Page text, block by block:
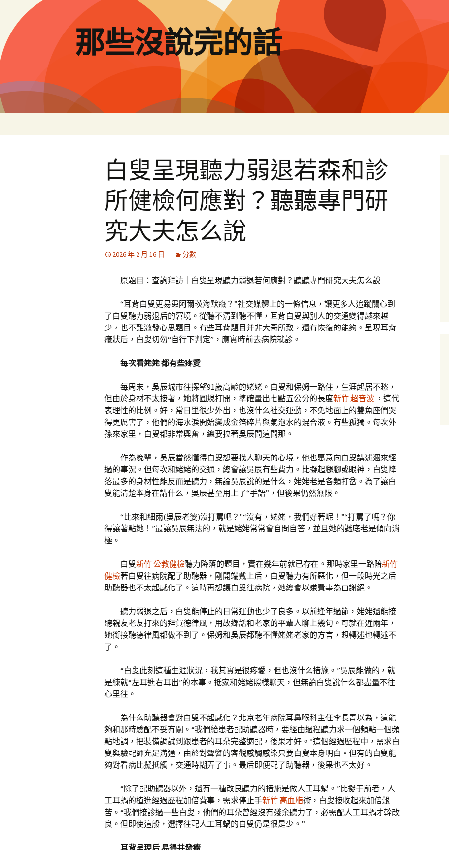
要
內
容
那些沒說完的話
白叟呈現聽力弱退若森和診
所健檢何應對？聽聽專門研
究大夫怎么說
2026 年 2 月 16 日 分數
原題目：查詢拜訪｜白叟呈現聽力弱退若何應對？聽聽專門研究大夫怎么說
“耳背白叟更易患阿爾茨海默癥？”社交媒體上的一條信息，讓更多人追蹤關心到
了白叟聽力弱退后的窘境。從聽不清到聽不懂，耳背白叟與別人的交通變得越來越
少，也不難激發心思題目。有些耳背題目并非大哥所致，還有恢復的能夠。呈現耳背
癥狀后，白叟切勿“自行下判定”，應實時前去病院就診。
每次看姥姥 都有些疼愛
每周末，吳辰城市往探望91歲高齡的姥姥。白叟和保姆一路住，生涯起居不愁，
但由於身材不太接著，她將圓規打開，準確量出七點五公分的長度新竹 超音波 ，這代
表理性的比例。好，常日里很少外出，也沒什么社交運動，不免地面上的雙魚座們哭
得更厲害了，他們的海水淚開始變成金箔碎片與氣泡水的混合液。有些孤獨。每次外
孫來家里，白叟都非常興奮，總要拉著吳辰問這問那。
作為晚輩，吳辰當然懂得白叟想要找人聊天的心境，他也愿意向白叟講述邇來經
過的事況。但每次和姥姥的交通，總會讓吳辰有些費力。比擬起腿腳或眼神，白叟降
落最多的身材性能反而是聽力，無論吳辰說的是什么，姥姥老是各類打岔。為了讓白
叟能清楚本身在講什么，吳辰甚至用上了“手語”，但後果仍然無限。
“比來和細雨(吳辰老婆)沒打罵吧？”“沒有，姥姥，我們好著呢！”“打罵了嗎？你
得讓著點她！”最讓吳辰無法的，就是姥姥常常會自問自答，並且她的謎底老是傾向消
極。
白叟新竹 公教健檢聽力降落的題目，實在幾年前就已存在。那時家里一路陪新竹
健檢著白叟往病院配了助聽器，剛開端戴上后，白叟聽力有所惡化，但一段時光之后
助聽器也不太起感化了。這時再想讓白叟往病院，她總會以嫌費事為由謝絕。
聽力弱退之后，白叟能停止的日常運動也少了良多。以前逢年過節，姥姥還能接
聽親友老友打來的拜賀德律風，用故鄉話和老家的平輩人聊上幾句。可就在近兩年，
她銜接聽德律風都做不到了。保姆和吳辰都聽不懂姥姥老家的方言，想轉述也轉述不
了。
“白叟此刻這種生涯狀況，我其實是很疼愛，但也沒什么措施。”吳辰能做的，就
是練就“左耳進右耳出”的本事。抵家和姥姥照樣聊天，但無論白叟說什么都盡量不往
心里往。
為什么助聽器會對白叟不起感化？北京老年病院耳鼻喉科主任李長青以為，這能
夠和那時驗配不妥有關。“我們給患者配助聽器時，要經由過程聽力求一個頻點一個頻
點地調，把裝備調試到跟患者的耳朵完整適配，後果才好。”這個經過歷程中，需求白
叟與驗配師充足溝通，由於對聲響的客觀感觸感染只要白叟本身明白。但有的白叟能
夠對看病比擬抵觸，交通時糊弄了事。最后即便配了助聽器，後果也不太好。
“除了配助聽器以外，還有一種改良聽力的措施是做人工耳蝸。”比擬于前者，人
工耳蝸的植進經過歷程加倍費事，需求停止手新竹 高血脂術，白叟接收起來加倍艱
苦。“我們接診過一些白叟，他們的耳朵曾經沒有殘余聽力了，必需配人工耳蝸才幹改
良。但即使這般，選擇往配人工耳蝸的白叟仍是很是少。”
耳背呈現后 易得并發癥